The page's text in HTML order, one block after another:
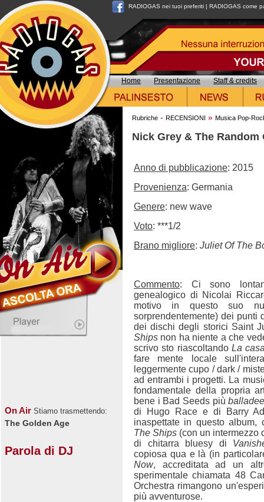
RADIOGAS nei tuoi preferiti | RADIOGAS come
Home Presentazione Staff & credits
On Air Stiamo trasmettendo:
The Golden Age
Parola di DJ
Rubriche - RECENSIONI » Musica Pop-
Nick Grey & The
Anno di pubblicazione: 2015
Provenienza: Germania
Genere: new wave
Voto: ***1/2
Brano migliore: Juliet Of The
Commento: Ci sono
genealogico di Nicolai
motivo in questo suo
sorprendentemente) dei punti
dei dischi degli storici Saint
Ships non ha niente a che
scrivo sto riascoltando La
fare mente locale
leggermente cupo / dark /
ad entrambi i progetti. La
fondamentale della propria
bene i Bad Seeds più
di Hugo Race e di Barry
inaspettate in questo
The Ships (con un intermezzo
di chitarra bluesy di
copiosa qua e là (in
Now, accreditata ad un
sperimentale chiamata 48
Orchestra rimangono
più avventurose.